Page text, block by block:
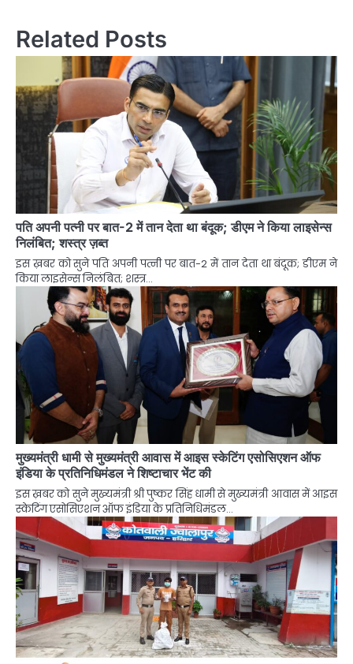
Related Posts
पति अपनी पत्नी पर बात-2 में तान देता था बंदूक; डीएम ने किया लाइसेन्स
निलंबित; शस्त्र ज़ब्त
इस ख़बर को सुने पति अपनी पत्नी पर बात-2 में तान देता था बंदूक; डीएम ने
किया लाइसेन्स निलंबित; शस्त्र…
मुख्यमंत्री धामी से मुख्यमंत्री आवास में आइस स्केटिंग एसोसिएशन ऑफ
इंडिया के प्रतिनिधिमंडल ने शिष्टाचार भेंट की
इस ख़बर को सुने मुख्यमंत्री श्री पुष्कर सिंह धामी से मुख्यमंत्री आवास में आइस
स्केटिंग एसोसिएशन ऑफ इंडिया के प्रतिनिधिमंडल…